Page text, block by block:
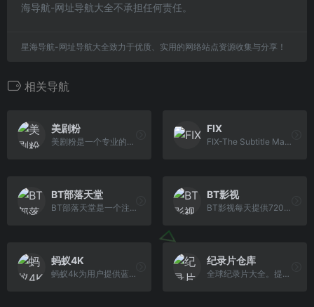
海导航-网址导航大全不承担任何责任。
星海导航-网址导航大全致力于优质、实用的网络站点资源收集与分享！
相关导航
美剧粉
美剧粉是一个专业的美剧下载网站，以迅雷下载为主。
FIX
FIX-The Subtitle Man 美剧 英剧 欧美电影 韩影 日剧 日影 法剧 法影 德剧 纪录片 特效字幕制作 百度网盘 迅雷下载 在线观看 BT下载 天天美剧
BT部落天堂
BT部落天堂是一个注重体验与质量的影视资源下载网站，每天更新720p、1080p，蓝光高清等电影种子资源
BT影视
BT影视每天提供720p高清、1080p高清、蓝光原盘高清、4K高清、最新热门bt种子磁力链迅雷下载网站，是下载高清电影的宝盒！
蚂蚁4K
蚂蚁4k为用户提供蓝光原盘，4k高清电影资源下载及最新电影下载服务
纪录片仓库
全球纪录片大全。提供最全的纪录片下载，网盘下载，迅雷下载。